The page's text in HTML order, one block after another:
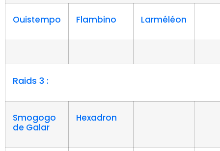
Ouistempo Flambino Larméléon
Raids 3 :
Smogogo
de Galar
Hexadron